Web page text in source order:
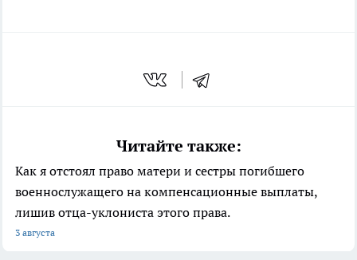
Читайте также:
Как я отстоял право матери и сестры погибшего
военнослужащего на компенсационные выплаты,
лишив отца-уклониста этого права.
3 августа